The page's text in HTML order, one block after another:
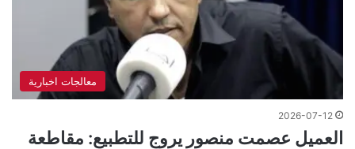
معالجات اخبارية
2026-07-12
العميل عصمت منصور يروج للتطبيع: مقاطعة